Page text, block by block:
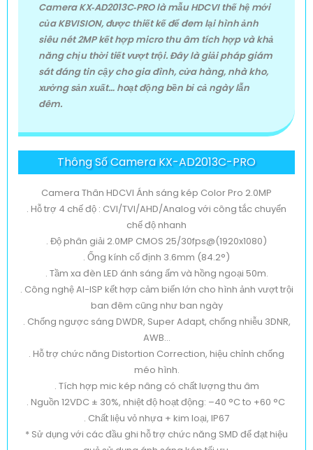
Camera KX‑AD2013C‑PRO là mẫu HDCVI thế hệ mới
của KBVISION, được thiết kế để đem lại hình ảnh
siêu nét 2MP kết hợp micro thu âm tích hợp và khả
năng chịu thời tiết vượt trội. Đây là giải pháp giám
sát đáng tin cậy cho gia đình, cửa hàng, nhà kho,
xưởng sản xuất… hoạt động bền bỉ cả ngày lẫn
đêm.
Thông Số Camera KX-AD2013C-PRO
Camera Thân HDCVI Ánh sáng kép Color Pro 2.0MP
. Hỗ trợ 4 chế độ : CVI/TVI/AHD/Analog với công tắc chuyển
chế độ nhanh
. Độ phân giải 2.0MP CMOS 25/30fps@(1920x1080)
. Ống kính cố định 3.6mm (84.2°)
. Tầm xa đèn LED ánh sáng ấm và hồng ngoại 50m.
. Công nghệ AI-ISP kết hợp cảm biến lớn cho hình ảnh vượt trội
ban đêm cũng như ban ngày
. Chống ngược sáng DWDR, Super Adapt, chống nhiễu 3DNR,
AWB...
. Hỗ trợ chức năng Distortion Correction, hiệu chỉnh chống
méo hình.
. Tích hợp mic kép nâng có chất lượng thu âm
. Nguồn 12VDC ± 30%, nhiệt độ hoạt động: –40 °C to +60 °C
. Chất liệu vỏ nhựa + kim loại, IP67
* Sử dụng với các đầu ghi hỗ trợ chức năng SMD để đạt hiệu